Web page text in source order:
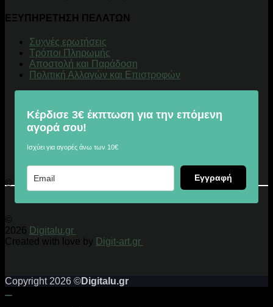
ΕΞΥΠΗΡΕΤΗΣΗ ΠΕΛΑΤΩΝ
Συχνές ερωτήσεις
Τρόποι Πληρωμής
Αποστολή και Παράδοση
Πολιτική Αλλαγών και Επιστροφών
Κέρδισε 3€ έκπτωση για την επόμενη
αγορά σου!
Ισχύει για αγορές άνω των 10€
Εγγραφή
© 2026 Digitalu.gr
©
2026 Digitalu.gr
Created with love by Digit-art.gr
Copyright 2026 ©Digitalu.gr